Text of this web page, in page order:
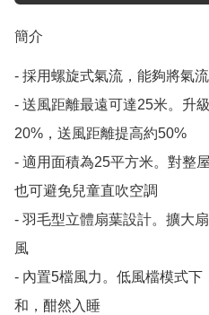
簡介
- 採用螺旋式氣流，能夠將氣
- 送風距離最遠可達25米。升
20%，送風距離提高約50%
- 適用面積為25平方米。對整
也可避免兒童直吹空調
- 羽毛型立體扇葉設計。擴大
風
- 內置5檔風力。低風檔模式
和，酣然入睡